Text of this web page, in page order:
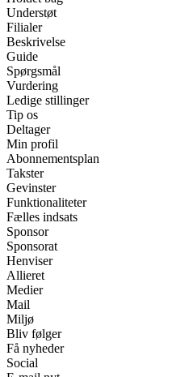
Understøt
Filialer
Beskrivelse
Guide
Spørgsmål
Vurdering
Ledige stillinger
Tip os
Deltager
Min profil
Abonnementsplan
Takster
Gevinster
Funktionaliteter
Fælles indsats
Sponsor
Sponsorat
Henviser
Allieret
Medier
Mail
Miljø
Bliv følger
Få nyheder
Social